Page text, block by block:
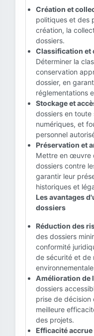
Création et
politiques et des
création, la
dossiers.
Classification et
Déterminer la
conservation
dossier, en
réglementations
Stockage et
dossiers en
numériques, et
personnel
Préservation et
Mettre en œuvre
dossiers contre
garantir leur
historiques et
Les avantages
dossiers
Réduction des
des dossiers
conformité
de sécurité et de
Amélioration de
dossiers
prise de décision
meilleure
des projets.
Efficacité accrue